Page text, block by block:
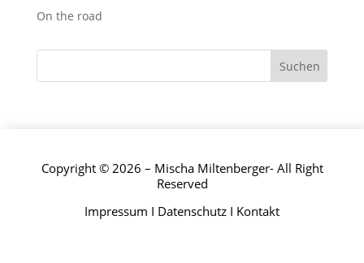
On the road
Copyright © 2026 – Mischa Miltenberger- All Right
Reserved
Impressum I Datenschutz I Kontakt